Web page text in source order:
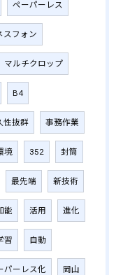
ペーパーレス
スフォン
マルチクロップ
B4
性抜群 事務作業
境 352 封筒
最先端 新技術
能 活用 進化
習 自動
パーレス化 岡山